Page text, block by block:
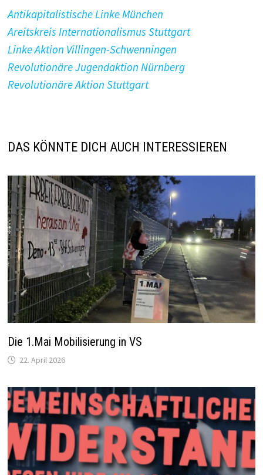
Antikapitalistische Linke München
Areitskreis Internationalismus Stuttgart
Linke Aktion Villingen-Schwenningen
Revolutionäre Jugendaktion Nürnberg
Revolutionäre Aktion Stuttgart
DAS KÖNNTE DICH AUCH INTERESSIEREN
Die 1.Mai Mobilisierung in VS
22. April 2026